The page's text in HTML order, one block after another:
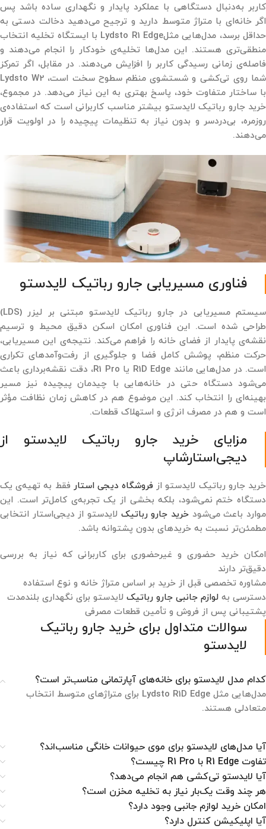
کاربر به‌دنبال دستگاهی با عملکرد پایدار و نگهداری ساده باشد پس
اگر خانه‌ای با متراژ متوسط دارید و ترجیح می‌دهید دخالت دستی به
حداقل برسد، مدل‌هایی مثلLydsto R1 Edge با ایستگاه تخلیه انتخاب
منطقی‌تری هستند. این مدل‌ها تخلیه‌ی خودکار را انجام می‌دهند و
فاصله‌ی زمانی رسیدگی کاربر را افزایش می‌دهند. در مقابل، اگر تمرکز
شما روی تی‌کشی و شستشوی منظم سطوح سخت است، Lydsto W2
با ساختار متفاوت خود، پاسخ بهتری به این نیاز می‌دهد. در مجموع،
خرید جارو رباتیک لایدستو بیشتر مناسب کاربرانی است که استفاده‌ی
روزمره، بی‌دردسر و بدون نیاز به تنظیمات پیچیده را در اولویت قرار
می‌دهند.
فناوری مسیریابی جارو رباتیک لایدستو
سیستم مسیریابی در جارو رباتیک لایدستو مبتنی بر لیزر (LDS)
طراحی شده است. این فناوری امکان اسکن دقیق محیط و ترسیم
نقشه‌ی پایدار از فضای خانه را فراهم می‌کند. نتیجه‌ی این مسیریابی،
حرکت منظم، پوشش کامل فضا و جلوگیری از رفت‌وآمدهای تکراری
است. در مدل‌هایی مانند R1D Edge یا R1 Pro، دقت نقشه‌برداری باعث
می‌شود دستگاه حتی در خانه‌هایی با چیدمان پیچیده نیز مسیر
بهینه‌ای را انتخاب کند. این موضوع هم در کاهش زمان نظافت مؤثر
است و هم در مصرف انرژی و استهلاک قطعات.
مزایای خرید جارو رباتیک لایدستو از
دیجی‌استارشاپ
خرید جارو رباتیک لایدستو از فروشگاه دیجی‌ استار فقط به تهیه‌ی یک
دستگاه ختم نمی‌شود، بلکه بخشی از یک تجربه‌ی کامل‌تر است. این
موارد باعث می‌شود خرید جارو رباتیک لایدستو از دیجی‌استار انتخابی
مطمئن‌تر نسبت به خریدهای بدون پشتوانه باشد.
امکان خرید حضوری و غیرحضوری برای کاربرانی که نیاز به بررسی
دقیق‌تر دارند
مشاوره تخصصی قبل از خرید بر اساس متراژ خانه و نوع استفاده
دسترسی به لوازم جانبی جارو رباتیک لایدستو برای نگهداری بلندمدت
پشتیبانی پس از فروش و تأمین قطعات مصرفی
سوالات متداول برای خرید جارو رباتیک
لایدستو
کدام مدل لایدستو برای خانه‌های آپارتمانی مناسب‌تر است؟
مدل‌هایی مثل Lydsto R1D Edge برای متراژهای متوسط انتخاب
متعادلی هستند.
آیا مدل‌های لایدستو برای موی حیوانات خانگی مناسب‌اند؟
تفاوت R1 Edge با R1 Pro چیست؟
آیا لایدستو تی‌کشی هم انجام می‌دهد؟
هر چند وقت یک‌بار نیاز به تخلیه مخزن است؟
امکان خرید لوازم جانبی وجود دارد؟
آیا اپلیکیشن کنترل دارد؟